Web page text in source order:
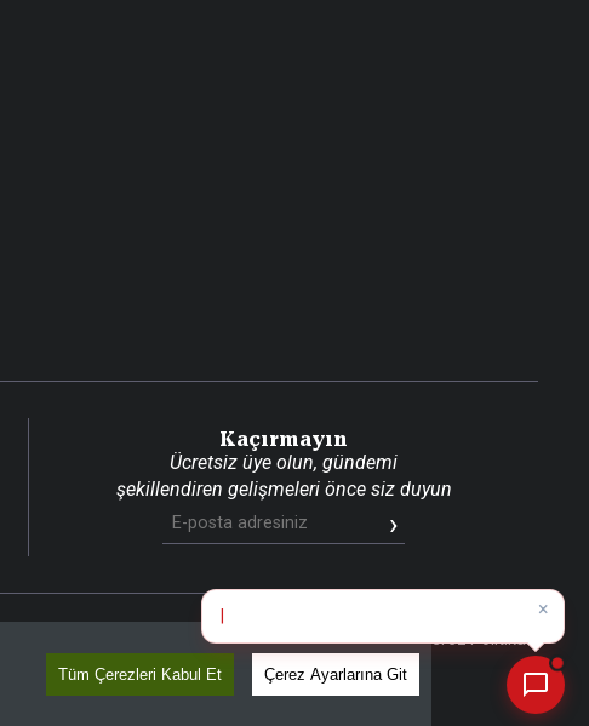
Tüm Çerezleri Kabul Et Çerez Ayarlarına Git
Kaçırmayın
Ücretsiz üye olun, gündemi
şekillendiren gelişmeleri önce siz duyun
KVKK Aydınlatma MetniGizlilik PolitikasıÇerez Politikası
×